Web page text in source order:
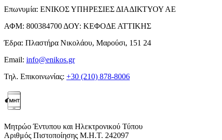
Επωνυμία: ΕΝΙΚΟΣ ΥΠΗΡΕΣΙΕΣ ΔΙΑΔΙΚΤΥΟΥ ΑΕ
ΑΦΜ: 800384700 ΔΟΥ: ΚΕΦΟΔΕ ΑΤΤΙΚΗΣ
Έδρα: Πλαστήρα Νικολάου, Μαρούσι, 151 24
Email: info@enikos.gr
Τηλ. Επικοινωνίας: +30 (210) 878-8006
Μητρώο Έντυπου και Ηλεκτρονικού Τύπου
Αριθμός Πιστοποίησης Μ.Η.Τ. 242097